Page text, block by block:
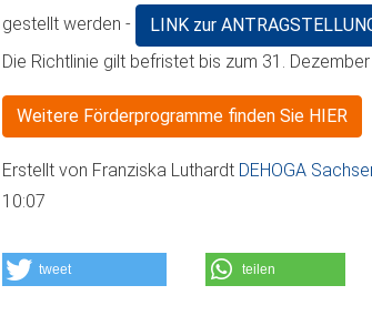
gestellt werden -
LINK zur
Die Richtlinie gilt befristet bis zum 31. Dezember
Weitere Förderprogramme finden Sie HIER
Erstellt von Franziska Luthardt DEHOGA
10:07
tweet teilen